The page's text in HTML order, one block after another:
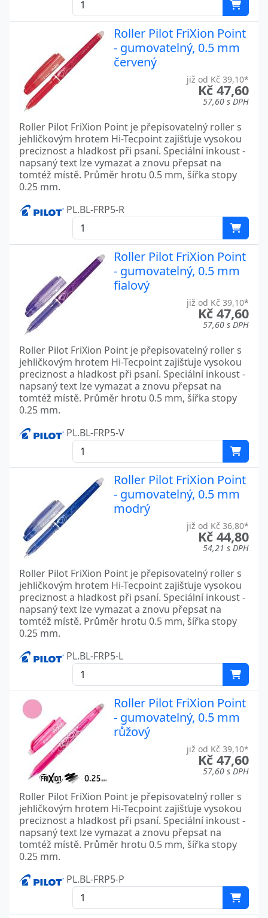
Roller Pilot FriXion Point
- gumovatelný, 0.5 mm
červený
již od Kč 39,10*
Kč 47,60
57,60 s DPH
Roller Pilot FriXion Point je přepisovatelný roller s
jehličkovým hrotem Hi-Tecpoint zajišťuje vysokou
preciznost a hladkost při psaní. Speciální inkoust -
napsaný text lze vymazat a znovu přepsat na
tomtéž místě. Průměr hrotu 0.5 mm, šířka stopy
0.25 mm.
PL.BL-FRP5-R
Roller Pilot FriXion Point
- gumovatelný, 0.5 mm
fialový
již od Kč 39,10*
Kč 47,60
57,60 s DPH
Roller Pilot FriXion Point je přepisovatelný roller s
jehličkovým hrotem Hi-Tecpoint zajišťuje vysokou
preciznost a hladkost při psaní. Speciální inkoust -
napsaný text lze vymazat a znovu přepsat na
tomtéž místě. Průměr hrotu 0.5 mm, šířka stopy
0.25 mm.
PL.BL-FRP5-V
Roller Pilot FriXion Point
- gumovatelný, 0.5 mm
modrý
již od Kč 36,80*
Kč 44,80
54,21 s DPH
Roller Pilot FriXion Point je přepisovatelný roller s
jehličkovým hrotem Hi-Tecpoint zajišťuje vysokou
preciznost a hladkost při psaní. Speciální inkoust -
napsaný text lze vymazat a znovu přepsat na
tomtéž místě. Průměr hrotu 0.5 mm, šířka stopy
0.25 mm.
PL.BL-FRP5-L
Roller Pilot FriXion Point
- gumovatelný, 0.5 mm
růžový
již od Kč 39,10*
Kč 47,60
57,60 s DPH
Roller Pilot FriXion Point je přepisovatelný roller s
jehličkovým hrotem Hi-Tecpoint zajišťuje vysokou
preciznost a hladkost při psaní. Speciální inkoust -
napsaný text lze vymazat a znovu přepsat na
tomtéž místě. Průměr hrotu 0.5 mm, šířka stopy
0.25 mm.
PL.BL-FRP5-P